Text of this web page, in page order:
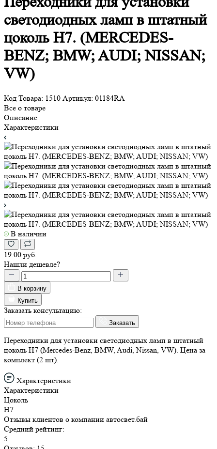
светодиодных ламп в штатный
цоколь H7. (MERCEDES-BENZ;
BMW; AUDI; NISSAN; VW)
Код Товара:
Все о товаре
Характеристики
В наличии
19.00 руб.
Нашли дешевле?
В корзину
Купить
Заказать консультацию:
Переходники для установки светодиодных ламп в штатный
цоколь H7 (Mercedes-Benz, BMW, Audi, Nissan, VW). Цена за
комплект (2 шт).
Характеристики
Характеристики
H7
Отзывыклиентов о компании
Средний рейтинг:
Отзывов: 15
+ Написать отзыв
Качество товаров